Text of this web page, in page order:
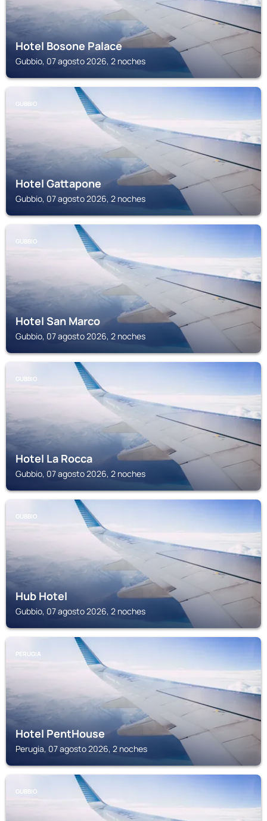
Hotel Bosone Palace
Gubbio, 07 agosto 2026, 2 noches
GUBBIO
Hotel Gattapone
Gubbio, 07 agosto 2026, 2 noches
GUBBIO
Hotel San Marco
Gubbio, 07 agosto 2026, 2 noches
GUBBIO
Hotel La Rocca
Gubbio, 07 agosto 2026, 2 noches
GUBBIO
Hub Hotel
Gubbio, 07 agosto 2026, 2 noches
PERUGIA
Hotel PentHouse
Perugia, 07 agosto 2026, 2 noches
GUBBIO